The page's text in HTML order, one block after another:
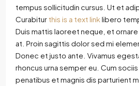
tempus sollicitudin cursus. Ut et
Curabitur this is a text link libero
Duis mattis laoreet neque, et
at. Proin sagittis dolor sed mi
Donec et justo ante. Vivamus
rhoncus urna semper eu. Cum
penatibus et magnis dis parturient